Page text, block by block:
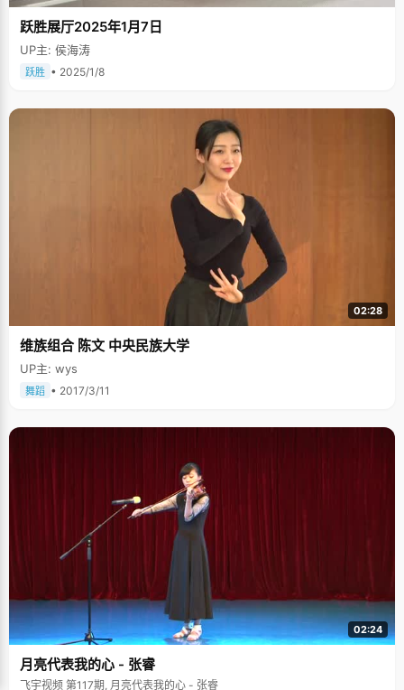
跃胜展厅2025年1月7日
UP主: 侯海涛
跃胜 • 2025/1/8
02:28
维族组合 陈文 中央民族大学
UP主: wys
舞蹈 • 2017/3/11
02:24
月亮代表我的心 - 张睿
飞宇视频 第117期, 月亮代表我的心 - 张睿